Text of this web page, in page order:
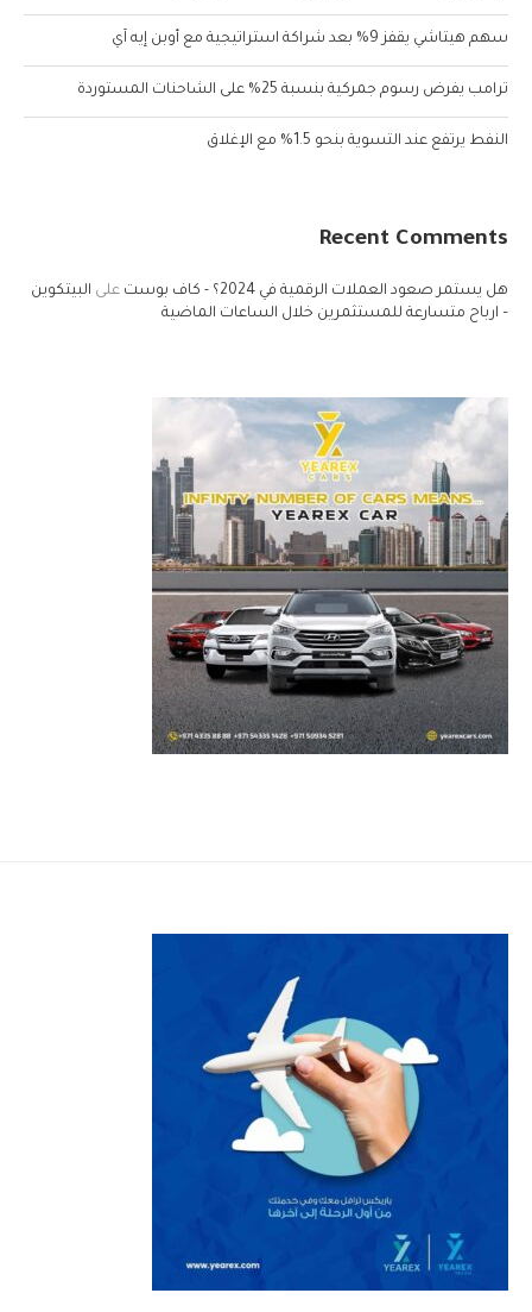
سهم هيتاشي يقفز 9% بعد شراكة استراتيجية مع أوبن إيه آي
ترامب يفرض رسوم جمركية بنسبة 25% على الشاحنات المستوردة
النفط يرتفع عند التسوية بنحو 1.5% مع الإغلاق
Recent Comments
هل يستمر صعود العملات الرقمية في 2024؟ - كاف بوست على البيتكوين
– ارباح متسارعة للمستثمرين خلال الساعات الماضية